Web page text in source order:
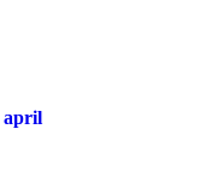
april